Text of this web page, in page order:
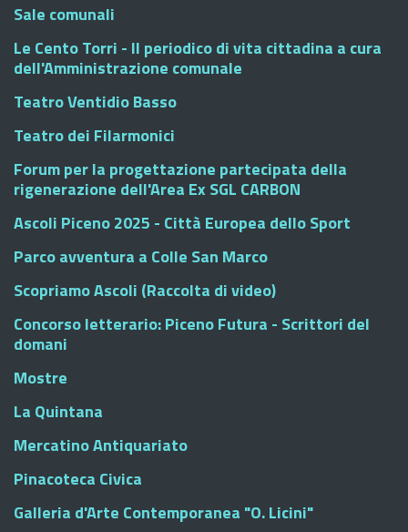
Sale comunali
Le Cento Torri - Il periodico di vita cittadina a cura
dell'Amministrazione comunale
Teatro Ventidio Basso
Teatro dei Filarmonici
Forum per la progettazione partecipata della
rigenerazione dell'Area Ex SGL CARBON
Ascoli Piceno 2025 - Città Europea dello Sport
Parco avventura a Colle San Marco
Scopriamo Ascoli (Raccolta di video)
Concorso letterario: Piceno Futura - Scrittori del
domani
Mostre
La Quintana
Mercatino Antiquariato
Pinacoteca Civica
Galleria d'Arte Contemporanea "O. Licini"